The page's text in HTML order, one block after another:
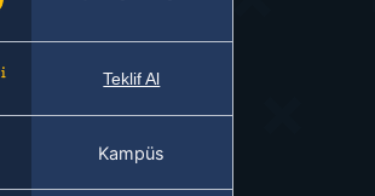
Teklif Al
Kampüs